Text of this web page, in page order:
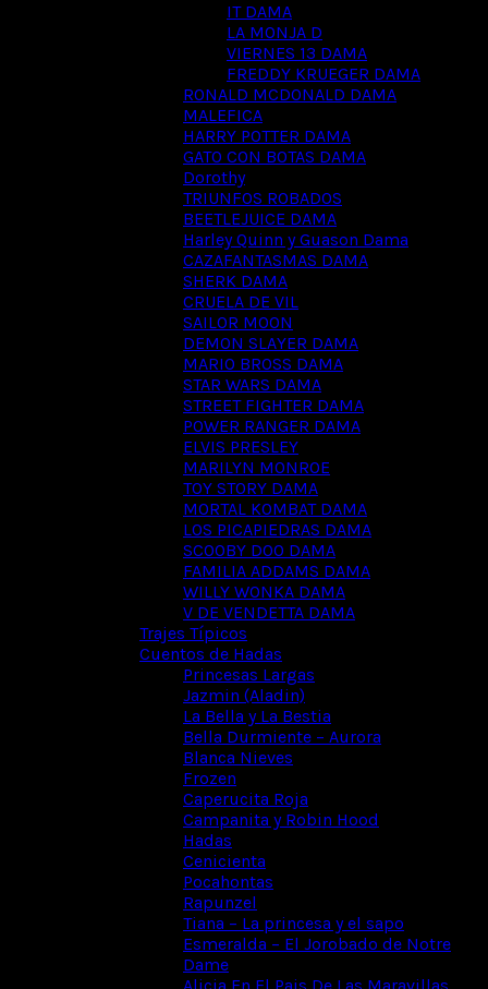
IT DAMA
LA MONJA D
VIERNES 13 DAMA
FREDDY KRUEGER DAMA
RONALD MCDONALD DAMA
MALEFICA
HARRY POTTER DAMA
GATO CON BOTAS DAMA
Dorothy
TRIUNFOS ROBADOS
BEETLEJUICE DAMA
Harley Quinn y Guason Dama
CAZAFANTASMAS DAMA
SHERK DAMA
CRUELA DE VIL
SAILOR MOON
DEMON SLAYER DAMA
MARIO BROSS DAMA
STAR WARS DAMA
STREET FIGHTER DAMA
POWER RANGER DAMA
ELVIS PRESLEY
MARILYN MONROE
TOY STORY DAMA
MORTAL KOMBAT DAMA
LOS PICAPIEDRAS DAMA
SCOOBY DOO DAMA
FAMILIA ADDAMS DAMA
WILLY WONKA DAMA
V DE VENDETTA DAMA
Trajes Típicos
Cuentos de Hadas
Princesas Largas
Jazmin (Aladin)
La Bella y La Bestia
Bella Durmiente – Aurora
Blanca Nieves
Frozen
Caperucita Roja
Campanita y Robin Hood
Hadas
Cenicienta
Pocahontas
Rapunzel
Tiana – La princesa y el sapo
Esmeralda – El Jorobado de Notre
Dame